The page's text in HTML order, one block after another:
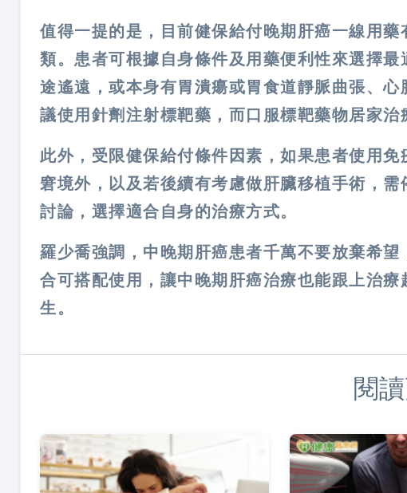
值得一提的是，目前健保給付晚期肝癌一線用
類。患者可根據自身條件及用藥便利性來選擇
途遙遠，或本身有胃潰瘍或胃食道靜脈曲張、
議使用針劑注射標靶藥，而口服標靶藥物居家治
此外，受限健保給付條件因素，如果患者使用
窘境外，以及若後續有考慮做肝臟移植手術，
討論，選擇適合自身的治療方式。
羅少喬強調，中晚期肝癌患者千萬不要放棄希
合可搭配使用，讓中晚期肝癌治療也能跟上治
生。
閱